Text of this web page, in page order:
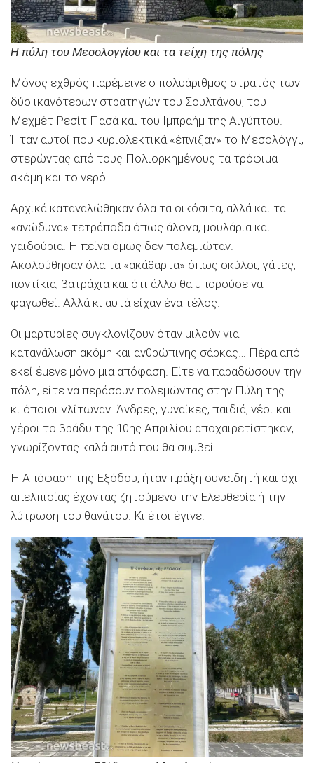
Η πύλη του Μεσολογγίου και τα τείχη της πόλης
Μόνος εχθρός παρέμεινε ο πολυάριθμος στρατός των
δύο ικανότερων στρατηγών του Σουλτάνου, του
Μεχμέτ Ρεσίτ Πασά και του Ιμπραήμ της Αιγύπτου.
Ήταν αυτοί που κυριολεκτικά «έπνιξαν» το Μεσολόγγι,
στερώντας από τους Πολιορκημένους τα τρόφιμα
ακόμη και το νερό.
Αρχικά καταναλώθηκαν όλα τα οικόσιτα, αλλά και τα
«ανώδυνα» τετράποδα όπως άλογα, μουλάρια και
γαϊδούρια. Η πείνα όμως δεν πολεμιώταν.
Ακολούθησαν όλα τα «ακάθαρτα» όπως σκύλοι, γάτες,
ποντίκια, βατράχια και ότι άλλο θα μπορούσε να
φαγωθεί. Αλλά κι αυτά είχαν ένα τέλος.
Οι μαρτυρίες συγκλονίζουν όταν μιλούν για
κατανάλωση ακόμη και ανθρώπινης σάρκας… Πέρα από
εκεί έμενε μόνο μια απόφαση. Είτε να παραδώσουν την
πόλη, είτε να περάσουν πολεμώντας στην Πύλη της…
κι όποιοι γλίτωναν. Άνδρες, γυναίκες, παιδιά, νέοι και
γέροι το βράδυ της 10ης Απριλίου αποχαιρετίστηκαν,
γνωρίζοντας καλά αυτό που θα συμβεί.
Η Απόφαση της Εξόδου, ήταν πράξη συνειδητή και όχι
απελπισίας έχοντας ζητούμενο την Ελευθερία ή την
λύτρωση του θανάτου. Κι έτσι έγινε.